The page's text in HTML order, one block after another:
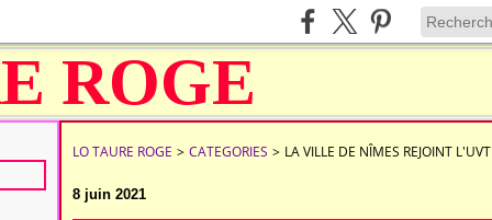
LO TAURE ROGE > CATEGORIES > LA VILLE DE NÎMES REJOINT
8 juin 2021